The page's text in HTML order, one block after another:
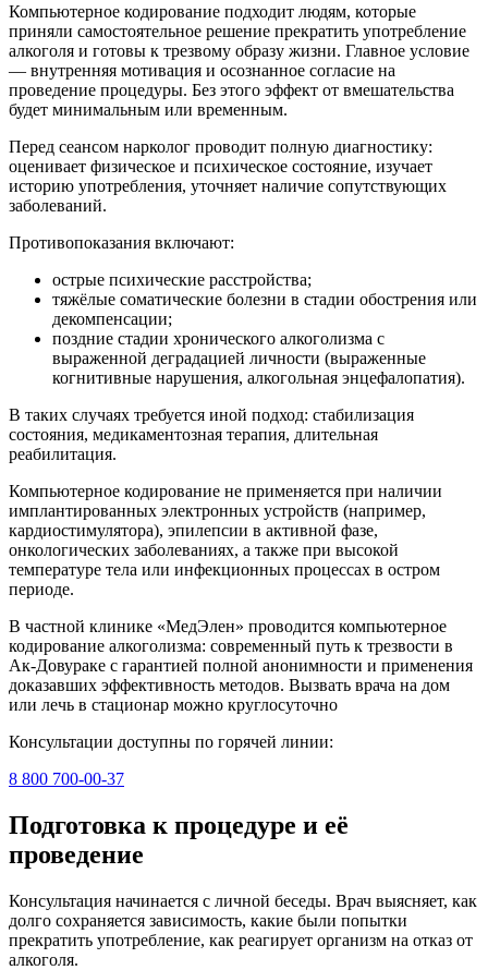
Компьютерное кодирование подходит людям, которые
приняли самостоятельное решение прекратить употребление
алкоголя и готовы к трезвому образу жизни. Главное условие
— внутренняя мотивация и осознанное согласие на
проведение процедуры. Без этого эффект от вмешательства
будет минимальным или временным.
Перед сеансом нарколог проводит полную диагностику:
оценивает физическое и психическое состояние, изучает
историю употребления, уточняет наличие сопутствующих
заболеваний.
Противопоказания включают:
острые психические расстройства;
тяжёлые соматические болезни в стадии обострения или
декомпенсации;
поздние стадии хронического алкоголизма с
выраженной деградацией личности (выраженные
когнитивные нарушения, алкогольная энцефалопатия).
В таких случаях требуется иной подход: стабилизация
состояния, медикаментозная терапия, длительная
реабилитация.
Компьютерное кодирование не применяется при наличии
имплантированных электронных устройств (например,
кардиостимулятора), эпилепсии в активной фазе,
онкологических заболеваниях, а также при высокой
температуре тела или инфекционных процессах в остром
периоде.
В частной клинике «МедЭлен» проводится компьютерное
кодирование алкоголизма: современный путь к трезвости в
Ак-Довураке с гарантией полной анонимности и применения
доказавших эффективность методов. Вызвать врача на дом
или лечь в стационар можно круглосуточно
Консультации доступны по горячей линии:
8 800 700-00-37
Подготовка к процедуре и её
проведение
Консультация начинается с личной беседы. Врач выясняет, как
долго сохраняется зависимость, какие были попытки
прекратить употребление, как реагирует организм на отказ от
алкоголя.